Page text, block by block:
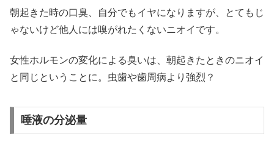
朝起きた時の口臭、自分でもイヤになりますが、とてもじ
ゃないけど他人には嗅がれたくないニオイです。
女性ホルモンの変化による臭いは、朝起きたときのニオイ
と同じということに。虫歯や歯周病より強烈？
唾液の分泌量